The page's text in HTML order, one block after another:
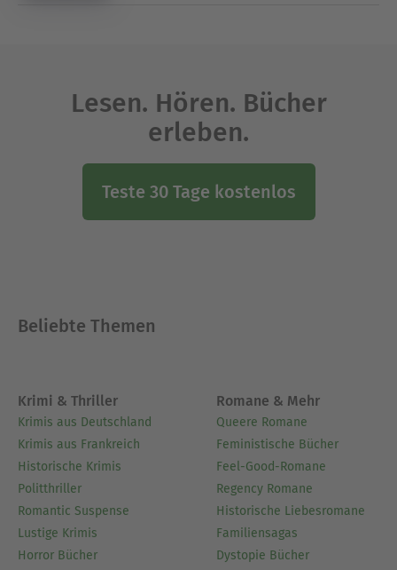
Lesen. Hören. Bücher
erleben.
Teste 30 Tage kostenlos
Beliebte Themen
Krimi & Thriller
Krimis aus Deutschland
Krimis aus Frankreich
Historische Krimis
Politthriller
Romantic Suspense
Lustige Krimis
Horror Bücher
Romane & Mehr
Queere Romane
Feministische Bücher
Feel-Good-Romane
Regency Romane
Historische Liebesromane
Familiensagas
Dystopie Bücher